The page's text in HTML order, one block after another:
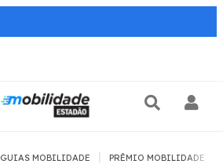
GUIAS MOBILIDADE PRÊMIO MOBILIDADE